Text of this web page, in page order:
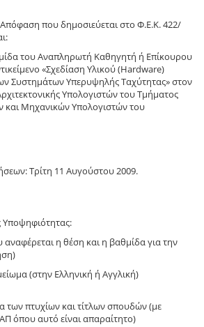
που δημοσιεύεται στο Φ.Ε.Κ. 422/
του Αναπληρωτή Καθηγητή ή Επίκουρου
«Σχεδίαση Υλικού (Hardware)
Συστημάτων Υπερυψηλής Ταχύτητας» στον
Υπολογιστών του Τμήματος
και Μηχανικών Υπολογιστών του
Τρίτη 11 Αυγούστου 2009.
Υποψηφιότητας:
αναφέρεται η θέση και η βαθμίδα για την
(στην Ελληνική ή Αγγλική)
των πτυχίων και τίτλων σπουδών (με
όπου αυτό είναι απαραίτητο)